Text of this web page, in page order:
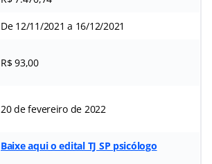
De 12/11/2021 a 16/12/2021
R$ 93,00
20 de fevereiro de 2022
Baixe aqui o edital TJ SP psicólogo